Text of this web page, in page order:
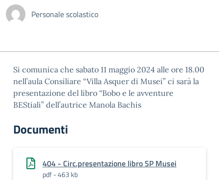
Personale scolastico
Si comunica che sabato 11 maggio 2024 alle ore 18.00
nell’aula Consiliare “Villa Asquer di Musei” ci sarà la
presentazione del libro “Bobo e le avventure
BEStiali” dell’autrice Manola Bachis
Documenti
404 - Circ.presentazione libro SP Musei
pdf - 463 kb